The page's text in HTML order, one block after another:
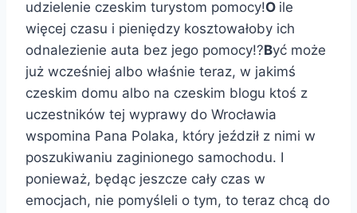
udzielenie czeskim turystom pomocy!O ile
więcej czasu i pieniędzy kosztowałoby ich
odnalezienie auta bez jego pomocy!?Być może
już wcześniej albo właśnie teraz, w jakimś
czeskim domu albo na czeskim blogu ktoś z
uczestników tej wyprawy do Wrocławia
wspomina Pana Polaka, który jeździł z nimi w
poszukiwaniu zaginionego samochodu. I
ponieważ, będąc jeszcze cały czas w
emocjach, nie pomyśleli o tym, to teraz chcą do